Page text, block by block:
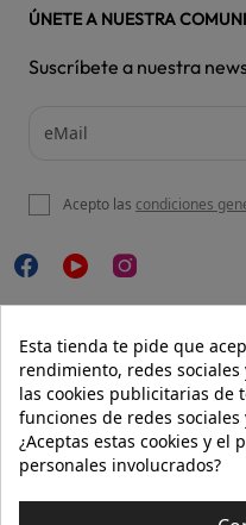
NUESTRA WEB
AYUDA
INFORMACIÓN
ÚNETE A NUESTRA
Suscríbete a nuestra
Acepto las condiciones
Esta tienda te pide que
rendimiento, redes
las cookies publicitarias de
funciones de redes
¿Aceptas estas cookies y el
personales involucrados?